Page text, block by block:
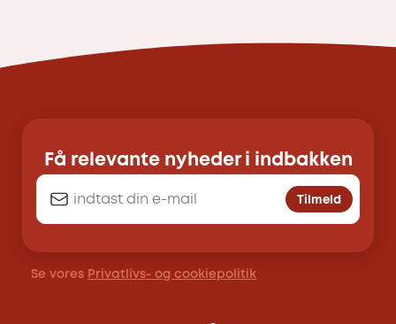
Få relevante nyheder i indbakken
Tilmeld
Se vores Privatlivs- og cookiepolitik